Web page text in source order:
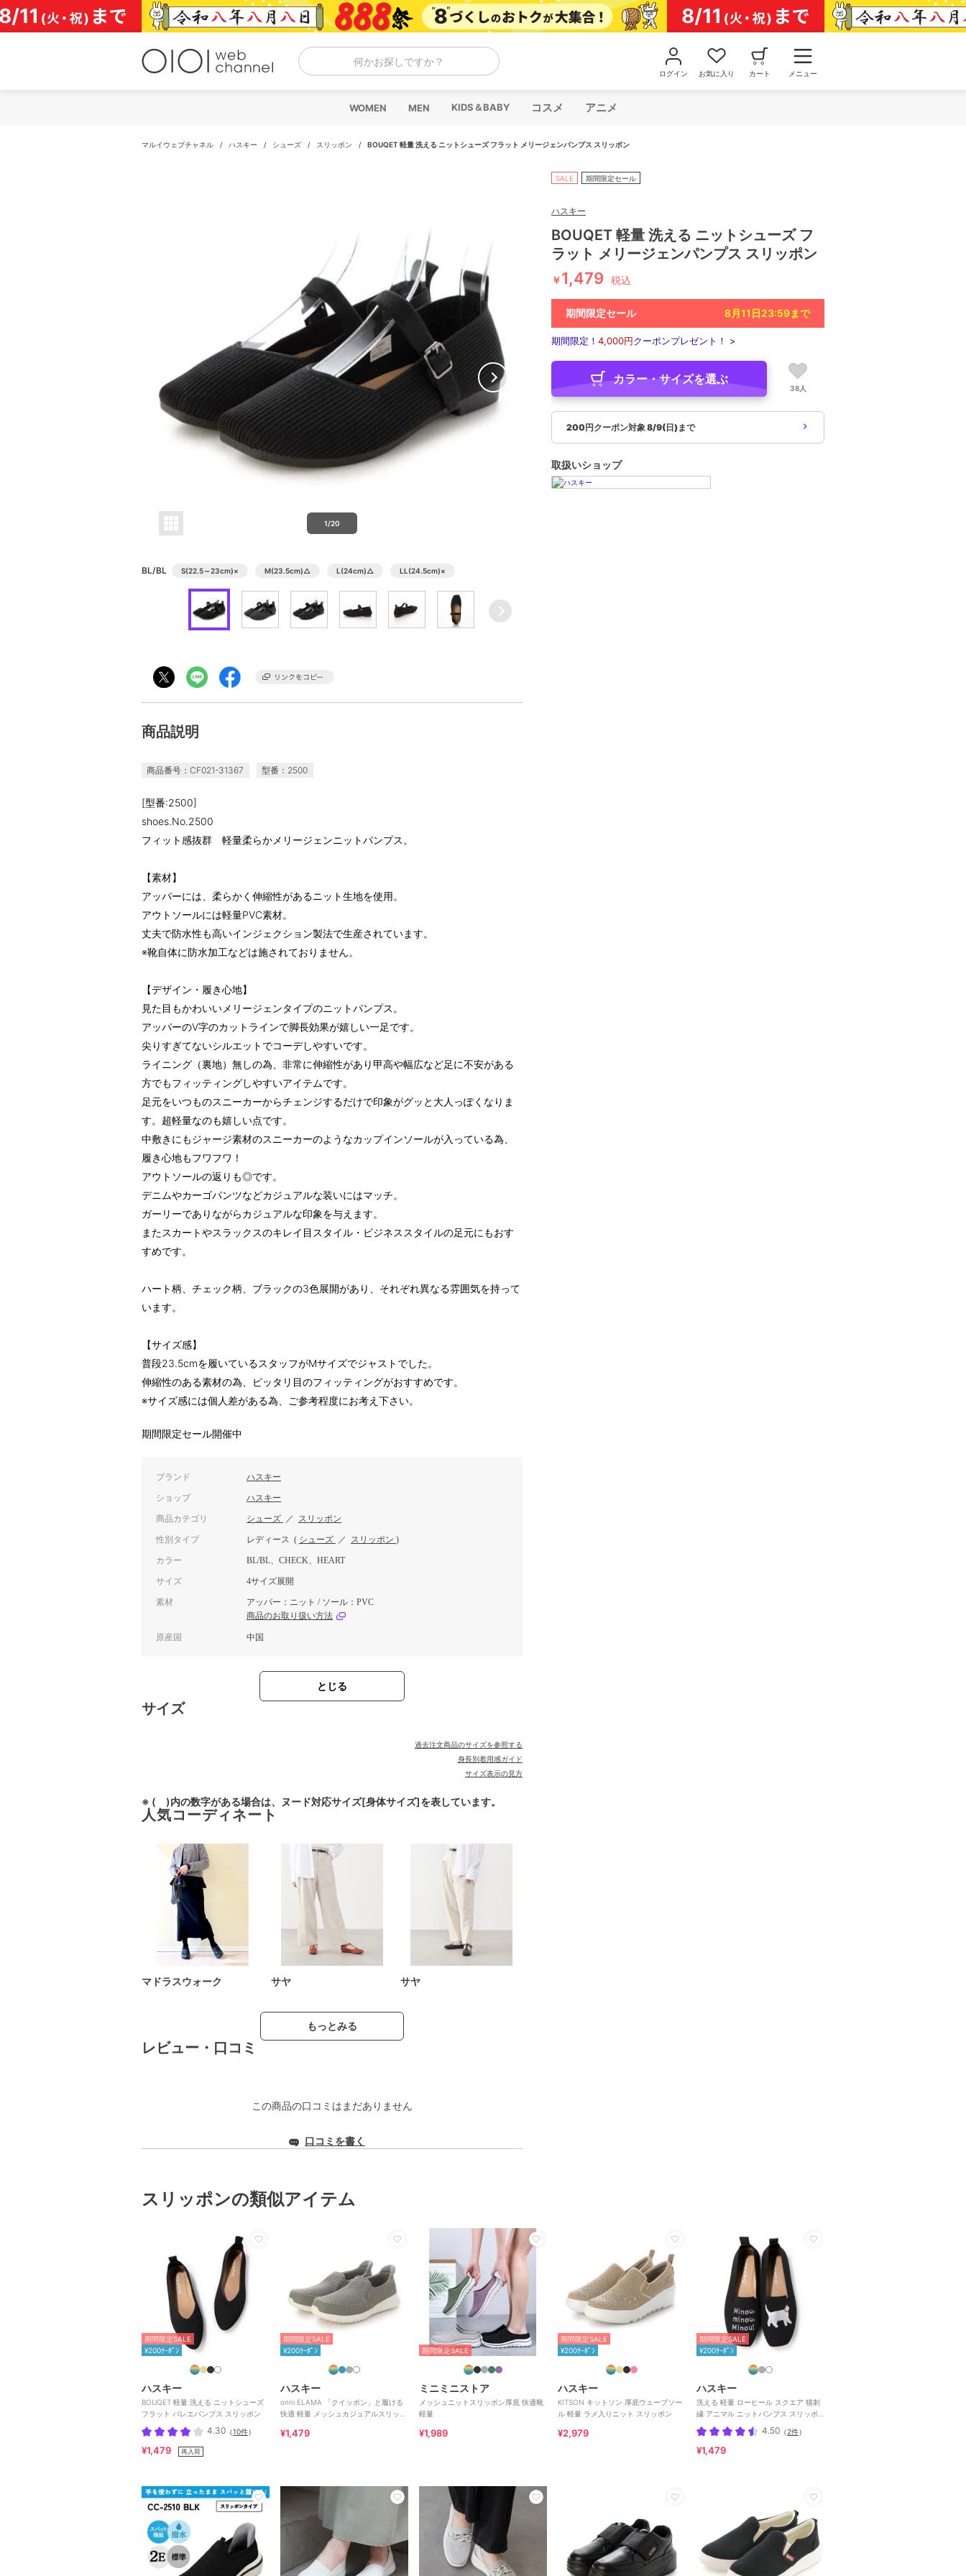
コ
ン
テ
何かお探しですか？
ログイン お気に入り カート メニュー
WOMEN MEN KIDS＆BABY コスメ アニメ
マルイウェブチャネル / ハスキー / シューズ / スリッポン / BOUQET 軽量 洗える ニットシューズ フラット メリージェンパンプス スリッポン
1/20
BL/BL S(22.5～23cm)× M(23.5cm)△ L(24cm)△ LL(24.5cm)×
商品説明
商品番号：CF021-31367 型番：2500
[型番:2500]
shoes.No.2500
フィット感抜群 軽量柔らかメリージェンニットパンプス。
【素材】
アッパーには、柔らかく伸縮性があるニット生地を使用。
アウトソールには軽量PVC素材。
丈夫で防水性も高いインジェクション製法で生産されています。
※靴自体に防水加工などは施されておりません。
【デザイン・履き心地】
見た目もかわいいメリージェンタイプのニットパンプス。
アッパーのV字のカットラインで脚長効果が嬉しい一足です。
尖りすぎてないシルエットでコーデしやすいです。
ライニング（裏地）無しの為、非常に伸縮性があり甲高や幅広など足に不安がある
方でもフィッティングしやすいアイテムです。
足元をいつものスニーカーからチェンジするだけで印象がグッと大人っぽくなりま
す。超軽量なのも嬉しい点です。
中敷きにもジャージ素材のスニーカーのようなカップインソールが入っている為、
履き心地もフワフワ！
アウトソールの返りも◎です。
デニムやカーゴパンツなどカジュアルな装いにはマッチ。
ガーリーでありながらカジュアルな印象を与えます。
またスカートやスラックスのキレイ目スタイル・ビジネススタイルの足元にもおす
すめです。
ハート柄、チェック柄、ブラックの3色展開があり、それぞれ異なる雰囲気を持って
います。
【サイズ感】
普段23.5cmを履いているスタッフがMサイズでジャストでした。
伸縮性のある素材の為、ピッタリ目のフィッティングがおすすめです。
※サイズ感には個人差がある為、ご参考程度にお考え下さい。
期間限定セール開催中
ブランド ハスキー
ショップ ハスキー
商品カテゴリ シューズ ／ スリッポン
性別タイプ レディース ( シューズ ／ スリッポン )
カラー BL/BL、CHECK、HEART
サイズ 4サイズ展開
素材
アッパー：ニット / ソール：PVC
商品のお取り扱い方法
原産国 中国
とじる
サイズ
過去注文商品のサイズを参照する
身長別着用感ガイド
サイズ表示の見方
※ ( )内の数字がある場合は、ヌード対応サイズ[身体サイズ]を表しています。
人気コーディネート
マドラスウォーク サヤ サヤ
もっとみる
レビュー・口コミ
この商品の口コミはまだありません
口コミを書く
SALE 期間限定セール
ハスキー
BOUQET 軽量 洗える ニットシューズ フ
ラット メリージェンパンプス スリッポン
￥1,479 税込
期間限定セール 8月11日23:59まで
期間限定！ 4,000円クーポンプレゼント！ >
カラー・サイズを選ぶ
38人
200円クーポン対象 8/9(日)まで
取扱いショップ
スリッポンの類似アイテム
期間限定SALE
¥200ｸｰﾎﾟﾝ
ハスキー
BOUQET 軽量 洗える ニットシューズ
フラット バレエパンプス スリッポン
4.30 （10件）
¥1,479 再入荷
期間限定SALE
¥200ｸｰﾎﾟﾝ
ハスキー
onni ELAMA 「クイッポン」と履ける
快適 軽量 メッシュカジュアルスリッポ
¥1,479
期間限定SALE
ミニミニストア
メッシュニットスリッポン厚底 快適靴
軽量
¥1,989
期間限定SALE
¥200ｸｰﾎﾟﾝ
ハスキー
KITSON キットソン 厚底ウェーブソー
ル 軽量 ラメ入りニット スリッポン
¥2,979
期間限定SALE
¥200ｸｰﾎﾟﾝ
ハスキー
洗える 軽量 ローヒール スクエア 猫刺
繍 アニマル ニットパンプス スリッポ
ン オペラシューズ
4.50 （2件）
¥1,479